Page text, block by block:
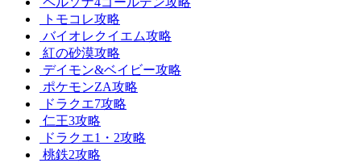
トモコレ攻略
バイオレクイエム攻略
紅の砂漠攻略
デイモン&ベイビー攻略
ポケモンZA攻略
ドラクエ7攻略
仁王3攻略
ドラクエ1・2攻略
桃鉄2攻略